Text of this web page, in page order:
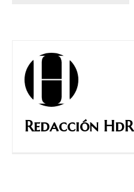
Redacción HdR